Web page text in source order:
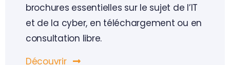
brochures essentielles sur le sujet de l’IT
et de la cyber, en téléchargement ou en
consultation libre.
Découvrir